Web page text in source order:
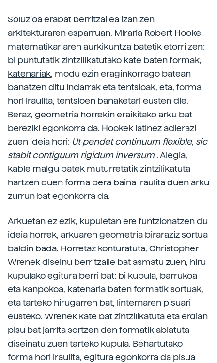
Soluzioa erabat berritzailea izan zen
arkitekturaren esparruan. Miraria Robert Hooke
matematikariaren aurkikuntza batetik etorri zen:
bi puntutatik zintzilikatutako kate baten formak,
katenariak, modu ezin eraginkorrago batean
banatzen ditu indarrak eta tentsioak, eta, forma
hori iraulita, tentsioen banaketari eusten die.
Beraz, geometria horrekin eraikitako arku bat
bereziki egonkorra da. Hookek latinez adierazi
zuen ideia hori: Ut pendet continuum flexible, sic
stabit contiguum rigidum inversum. Alegia,
kable malgu batek muturretatik zintzilikatuta
hartzen duen forma bera baina iraulita duen arku
zurrun bat egonkorra da.
Arkuetan ez ezik, kupuletan ere funtzionatzen du
ideia horrek, arkuaren geometria biraraziz sortua
baldin bada. Horretaz konturatuta, Christopher
Wrenek diseinu berritzaile bat asmatu zuen, hiru
kupulako egitura berri bat: bi kupula, barrukoa
eta kanpokoa, katenaria baten formatik sortuak,
eta tarteko hirugarren bat, linternaren pisuari
eusteko. Wrenek kate bat zintzilikatuta eta erdian
pisu bat jarrita sortzen den formatik abiatuta
diseinatu zuen tarteko kupula. Behartutako
forma hori iraulita, egitura egonkorra da pisua